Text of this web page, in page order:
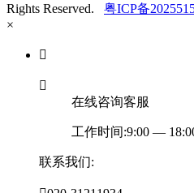
Rights Reserved.
粤ICP备
×


在线咨询客服
工作时间:9:00 —
联系我们: